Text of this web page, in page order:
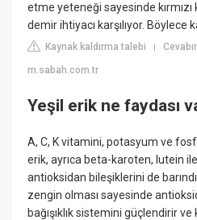
etme yeteneği sayesinde
demir ihtiyacı karşılıyor. Böylece
Kaynak kaldırma talebi |
m.sabah.com.tr
Yeşil erik ne faydası
A, C, K vitamini, potasyum ve
erik, ayrıca beta-karoten, lutein
antioksidan bileşiklerini de
zengin olması sayesinde
bağışıklık sistemini güçlendirir ve